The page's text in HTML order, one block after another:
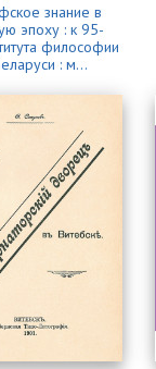
знание в
эпоху : к 95-
философии
: м...